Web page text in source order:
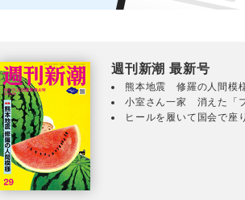
週刊新潮 最新号
熊本地震 修羅の人間模
小室さん一家 消えた「
ヒールを履いて国会で